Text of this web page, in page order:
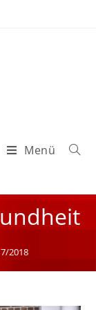
Menü
2018